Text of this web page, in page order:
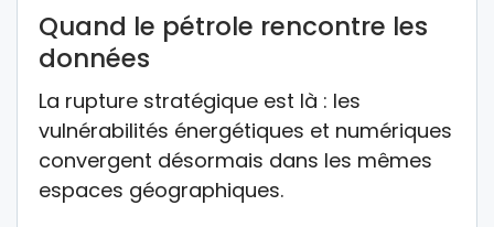
Quand le pétrole rencontre les
données
La rupture stratégique est là : les
vulnérabilités énergétiques et numériques
convergent désormais dans les mêmes
espaces géographiques.